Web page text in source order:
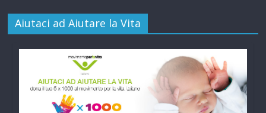
Aiutaci ad Aiutare la Vita